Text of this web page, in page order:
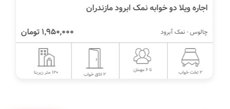
اجاره ویلا دو خوابه نمک ابرود مازندران
1,950,000 تومان چالوس - نمک آبرود
2 تخت خواب تا 6 مهمان
2 اتاق خواب 120 متر زیربنا